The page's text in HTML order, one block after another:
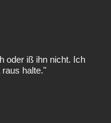
oder iß ihn nicht. Ich
halte."